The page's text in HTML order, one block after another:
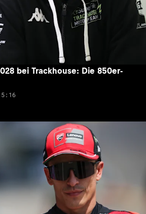
bei Trackhouse: Die 850er-